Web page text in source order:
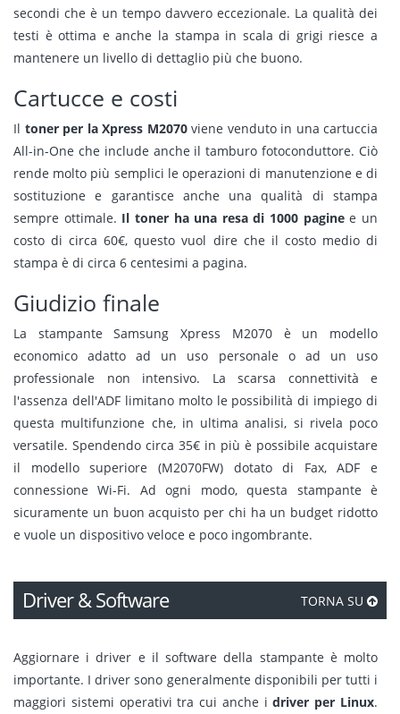
secondi che è un tempo davvero eccezionale. La qualità dei
testi è ottima e anche la stampa in scala di grigi riesce a
mantenere un livello di dettaglio più che buono.
Cartucce e costi
Il toner per la Xpress M2070viene venduto in una cartuccia
All-in-One che include anche il tamburo fotoconduttore. Ciò
rende molto più semplici le operazioni di manutenzione e di
sostituzione e garantisce anche una qualità di stampa
sempre ottimale. Il toner ha una resa di 1000 paginee un
costo di circa 60€, questo vuol dire che il costo medio di
stampa è di circa 6 centesimi a pagina.
Giudizio finale
La stampante Samsung Xpress M2070 è un modello
economico adatto ad un uso personale o ad un uso
professionale non intensivo. La scarsa connettività e
l'assenza dell'ADF limitano molto le possibilità di impiego di
questa multifunzione che, in ultima analisi, si rivela poco
versatile. Spendendo circa 35€ in più è possibile acquistare
il modello superiore (M2070FW) dotato di Fax, ADF e
connessione Wi-Fi. Ad ogni modo, questa stampante è
sicuramente un buon acquisto per chi ha un budget ridotto
e vuole un dispositivo veloce e poco ingombrante.
Driver & Software TORNA SU
Aggiornare i driver e il software della stampante è molto
importante. I driver sono generalmente disponibili per tutti i
maggiori sistemi operativi tra cui anche idriver per Linux.